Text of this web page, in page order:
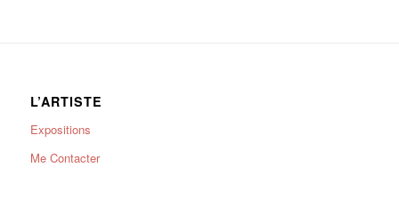
L’ARTISTE
Expositions
Me Contacter